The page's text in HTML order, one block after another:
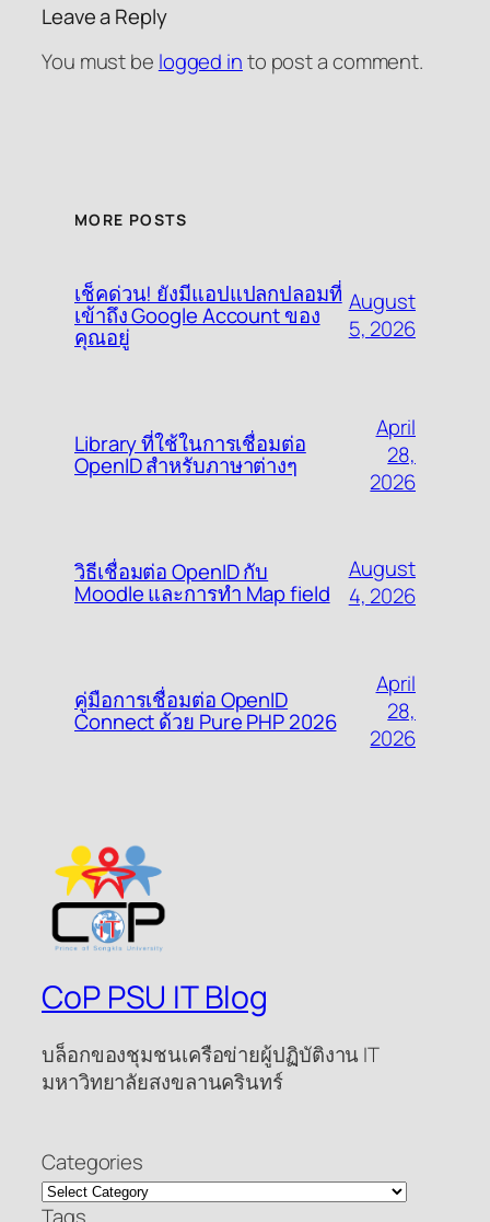
Leave a Reply
You must be logged into post a comment.
MORE POSTS
เช็คด่วน! ยังมีแอปแปลกปลอมที่
เข้าถึง Google Account ของ
คุณอยู่
August
5, 2026
Library ที่ใช้ในการเชื่อมต่อ
OpenID สำหรับภาษาต่างๆ
April
28,
2026
วิธีเชื่อมต่อ OpenID กับ
Moodle และการทำ Map field
August
4, 2026
คู่มือการเชื่อมต่อ OpenID
Connect ด้วย Pure PHP 2026
April
28,
2026
CoP PSU IT Blog
บล็อกของชุมชนเครือข่ายผู้ปฏิบัติงาน IT
มหาวิทยาลัยสงขลานครินทร์
Categories